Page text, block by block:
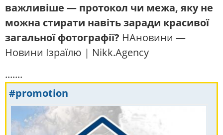
важливіше — протокол чи межа, яку не
можна стирати навіть заради красивої
загальної фотографії? НАновини —
Новини Ізраїлю | Nikk.Agency
.......
#promotion